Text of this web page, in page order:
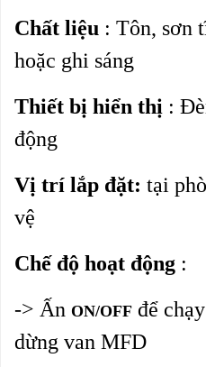
Chất liệu : Tôn, sơn
hoặc ghi sáng
Thiết bị hiển thị :
động
Vị trí lắp đặt: tại
vệ
Chế độ hoạt động :
-> Ấn ON/OFF để
dừng van MFD